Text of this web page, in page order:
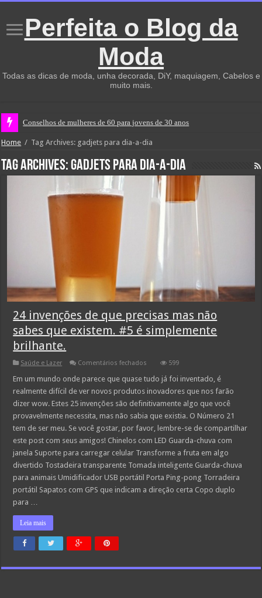
Perfeita o Blog da
Moda
Todas as dicas de moda, unha decorada, DiY, maquiagem, Cabelos e
muito mais.
Conselhos de mulheres de 60 para jovens de 30 anos
Home / Tag Archives: gadjets para dia-a-dia
Tag Archives:gadjets para dia-a-dia
24 invenções de que precisas mas não
sabes que existem. #5 é simplemente
brilhante.
Saúde e Lazer Comentários fechados
invenções
que
precisas
mas
não
sabes
que
existem.
é
simplemente
brilhante.
599
Em um mundo onde parece que quase tudo já foi inventado, é
realmente difícil de ver novos produtos inovadores que nos farão
dizer wow. Estes 25 invenções são definitivamente algo que você
provavelmente necessita, mas não sabia que existia. O Número 21
tem de ser meu. Se você gostar, por favor, lembre-se de compartilhar
este post com seus amigos! Chinelos com LED Guarda-chuva com
janela Suporte para carregar celular Transforme a fruta em algo
divertido Tostadeira transparente Tomada inteligente Guarda-chuva
para animais Umidificador USB portátil Porta Ping-pong Torradeira
portátil Sapatos com GPS que indicam a direção certa Copo duplo
para …
Leia mais